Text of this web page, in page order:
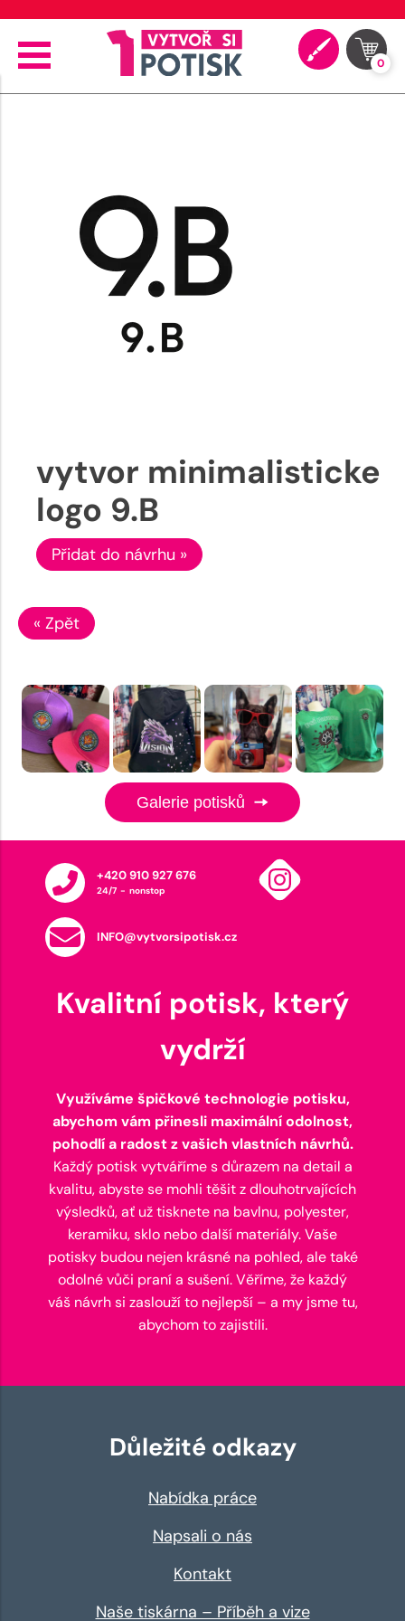
0
vytvor minimalisticke
logo 9.B
Přidat do návrhu »
« Zpět
Galerie potisků
+420 910 927 676
24/7 - nonstop
INFO@vytvorsipotisk.cz
Kvalitní potisk, který
vydrží
Využíváme špičkové technologie potisku,
abychom vám přinesli maximální odolnost,
pohodlí a radost z vašich vlastních návrhů.
Každý potisk vytváříme s důrazem na detail a
kvalitu, abyste se mohli těšit z dlouhotrvajících
výsledků, ať už tisknete na bavlnu, polyester,
keramiku, sklo nebo další materiály. Vaše
potisky budou nejen krásné na pohled, ale také
odolné vůči praní a sušení. Věříme, že každý
váš návrh si zaslouží to nejlepší – a my jsme tu,
abychom to zajistili.
Důležité odkazy
Nabídka práce
Napsali o nás
Kontakt
Naše tiskárna – Příběh a vize